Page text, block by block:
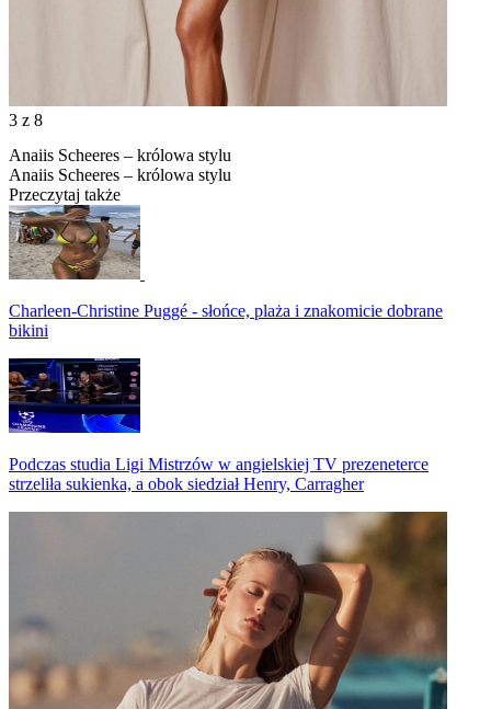
3 z 8
Anaiis Scheeres – królowa stylu
Anaiis Scheeres – królowa stylu
Przeczytaj także
Charleen-Christine Puggé - słońce, plaża i znakomicie dobrane
bikini
Podczas studia Ligi Mistrzów w angielskiej TV prezeneterce
strzeliła sukienka, a obok siedział Henry, Carragher